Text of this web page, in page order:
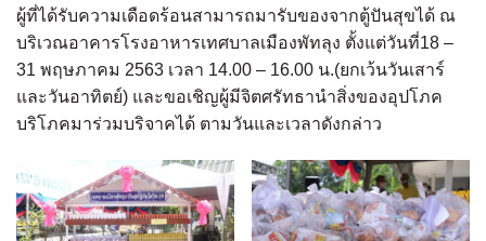
ผู้ที่ได้รับความเดือดร้อนสามารถมารับของจากตู้ปันสุขได้ ณ
บริเวณอาคารโรงอาหารเทศบาลเมืองพัทลุง ตั้งแต่วันที่18 –
31 พฤษภาคม 2563 เวลา 14.00 – 16.00 น.(ยกเว้นวันเสาร์
และวันอาทิตย์) และขอเชิญผู้มีจิตศรัทธานำสิ่งของอุปโภค
บริโภคมาร่วมบริจาคได้ ตามวันและเวลาดังกล่าว